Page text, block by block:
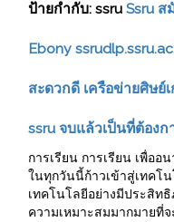
ป้ายกำกับ: ssru Ssru ส
Ebony
สะดวกดี เครือข่ายศิษ
ssru จบแล้วเป็นที่ต้อง
การเรียน การเรียน เพื่ออ
ในทุกวันนี้ก้าวเข้าสู่เทคโ
เทคโนโลยีอย่างมีประสิท
ความเหมาะสมมากมายที่